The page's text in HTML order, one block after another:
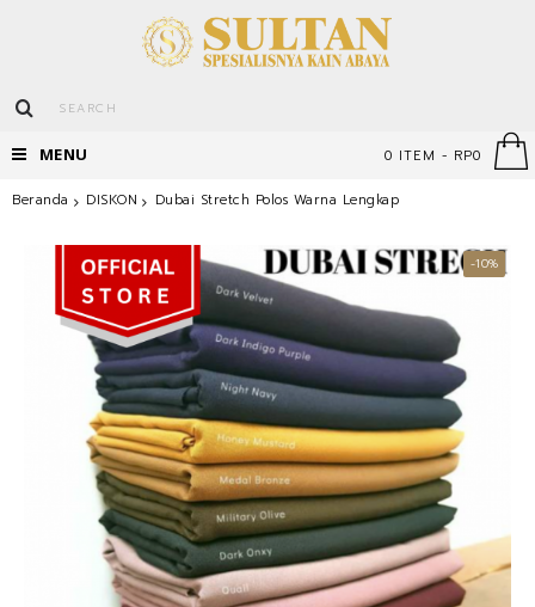
0 ITEM - RP0
MENU
Beranda DISKON Dubai Stretch Polos Warna Lengkap
-10%